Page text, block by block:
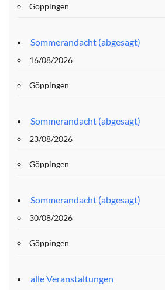
Göppingen
Sommerandacht (abgesagt)
16/08/2026
Göppingen
Sommerandacht (abgesagt)
23/08/2026
Göppingen
Sommerandacht (abgesagt)
30/08/2026
Göppingen
alle Veranstaltungen